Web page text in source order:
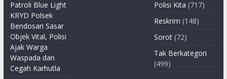
Patroli Blue Light
KRYD Polsek
Bendosari Sasar
Objek Vital, Polisi
Ajak Warga
Waspada dan
Cegah Karhutla
Polisi Kita (717)
Reskrim (148)
Sorot (72)
Tak Berkategori
(499)